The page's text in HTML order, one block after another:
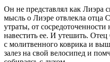
Он не представлял как Лиэра
мысль о Лиэре отвлекла
утраты, от
навестить ее. И утешить.
с молитвенного коврика и
залез на свой велосипед и